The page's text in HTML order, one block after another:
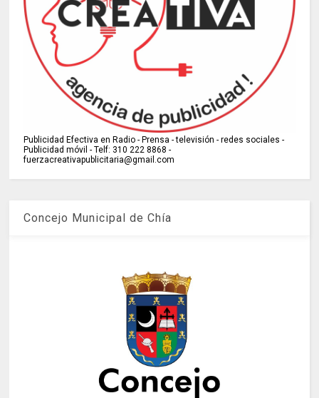
Publicidad Efectiva en Radio - Prensa - televisión - redes sociales -
Publicidad móvil - Telf: 310 222 8868 -
fuerzacreativapublicitaria@gmail.com
Concejo Municipal de Chía